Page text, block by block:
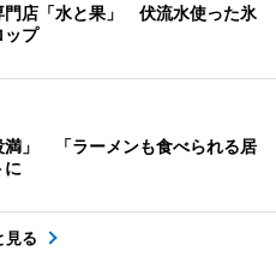
門店「水と果」 伏流水使った氷
ップ
満」 「ラーメンも食べられる居
に
見る